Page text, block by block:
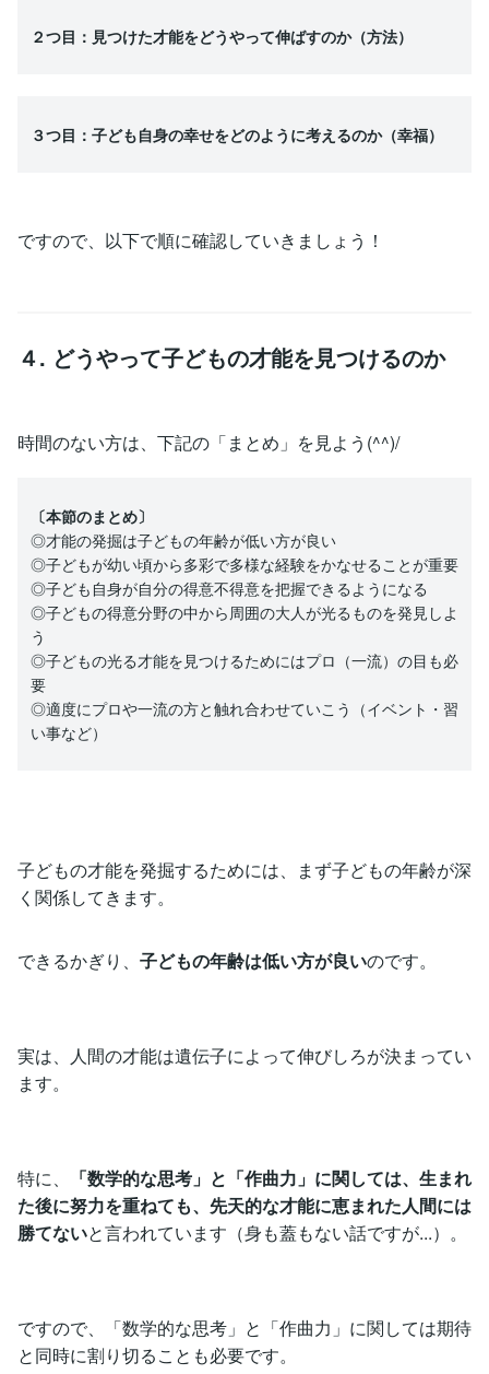
２つ目：見つけた才能をどうやって伸ばすのか（方法）
３つ目：子ども自身の幸せをどのように考えるのか（幸福）
ですので、以下で順に確認していきましょう！
４. どうやって子どもの才能を見つけるのか
時間のない方は、下記の「まとめ」を見よう(^^)/
〔本節のまとめ〕
◎才能の発掘は子どもの年齢が低い方が良い
◎子どもが幼い頃から多彩で多様な経験をかなせることが重要
◎子ども自身が自分の得意不得意を把握できるようになる
◎子どもの得意分野の中から周囲の大人が光るものを発見しよ
う
◎子どもの光る才能を見つけるためにはプロ（一流）の目も必
要
◎適度にプロや一流の方と触れ合わせていこう（イベント・習
い事など）
子どもの才能を発掘するためには、まず子どもの年齢が深
く関係してきます。
できるかぎり、 子どもの年齢は低い方が良いのです。
実は、人間の才能は遺伝子によって伸びしろが決まってい
ます。
特に、
「数学的な思考」と「作曲力」に関しては、生まれ
た後に努力を重ねても、先天的な才能に恵まれた人間には
勝てないと言われています（身も蓋もない話ですが...）。
ですので、「数学的な思考」と「作曲力」に関しては期待
と同時に割り切ることも必要です。